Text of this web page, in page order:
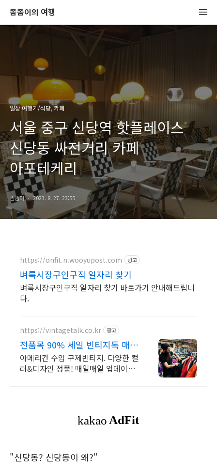
좀좀이의 여행
일상 여행기/식당, 카페
서울 중구 신당역 핫플레이스
신당동 싸전거리 카페
아포테케리
좀좀이 2023. 8. 27. 23:55
https://onfit.n.wooyupost.com 광고
벼룩시장구인구직 일자리 찾기
벼룩시장구인구직 일자리 찾기 바로가기 안내해드립니
다.
https://vintagetalk.co.kr 광고
전품목 90% 세일 빈티지톡 매
주 2,000장 업데이트!
아메리칸 수입 구제빈티지. 다양한 컬
러&디자인 정품! 매일매일 업데이트
"신당동? 신당동이 왜?"